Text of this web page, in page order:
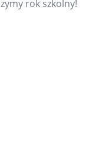
rok szkolny!